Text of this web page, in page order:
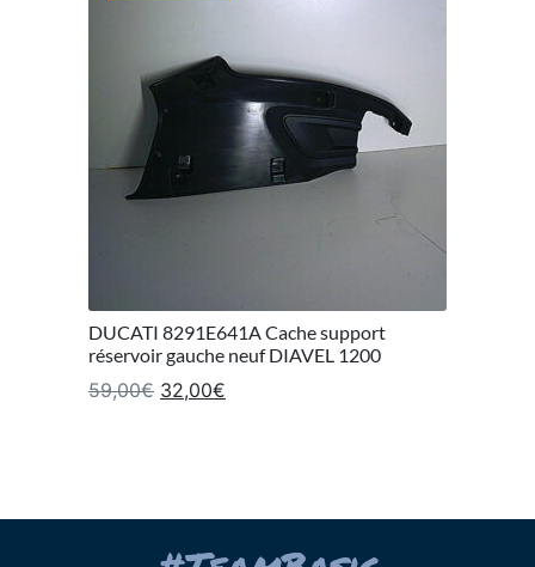
DUCATI 8291E641A Cache support
réservoir gauche neuf DIAVEL 1200
59,00€ Le prix initial était : 59,00€.
32,00€